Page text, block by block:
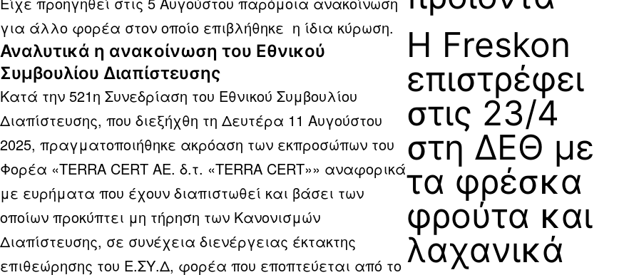
για άλλο φορέα στον οποίο επιβλήθηκε η ίδια κύρωση.
Αναλυτικά η ανακοίνωση του Εθνικού
Συμβουλίου Διαπίστευσης
Κατά την 521η Συνεδρίαση του Εθνικού Συμβουλίου
Διαπίστευσης, που διεξήχθη τη Δευτέρα 11 Αυγούστου
2025, πραγματοποιήθηκε ακρόαση των εκπροσώπων του
Φορέα «TERRA CERT AE. δ.τ. «TERRA CERT»» αναφορικά
με ευρήματα που έχουν διαπιστωθεί και βάσει των
οποίων προκύπτει μη τήρηση των Κανονισμών
Διαπίστευσης, σε συνέχεια διενέργειας έκτακτης
επιθεώρησης του Ε.ΣΥ.Δ, φορέα που εποπτεύεται από το
Η Freskon
επιστρέφει
στις 23/4
στη ΔΕΘ με
τα φρέσκα
φρούτα και
λαχανικά